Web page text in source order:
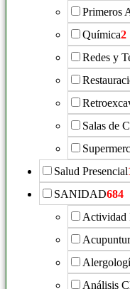
Primeros
Química2
Redes y
Salas de
Salud Presencial
SANIDAD684
Actividad
Análisis